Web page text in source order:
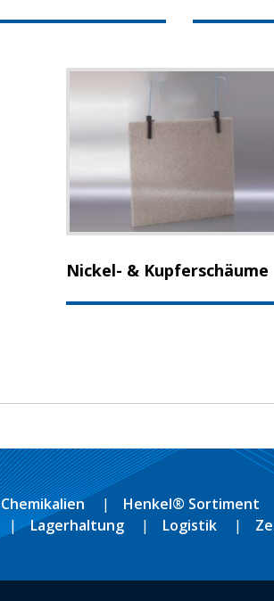
Nickel- & Kupferschäume
Chemikalien Henkel® Sortiment
Lagerhaltung Logistik